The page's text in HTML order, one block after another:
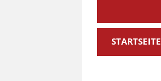
STARTSEITE